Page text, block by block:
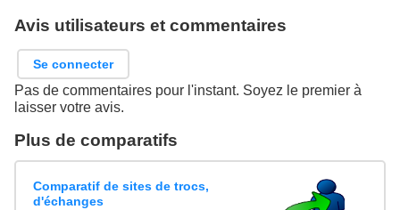
Avis utilisateurs et commentaires
Se connecter
Pas de commentaires pour l'instant. Soyez le premier à
laisser votre avis.
Plus de comparatifs
Comparatif de sites de trocs,
d'échanges